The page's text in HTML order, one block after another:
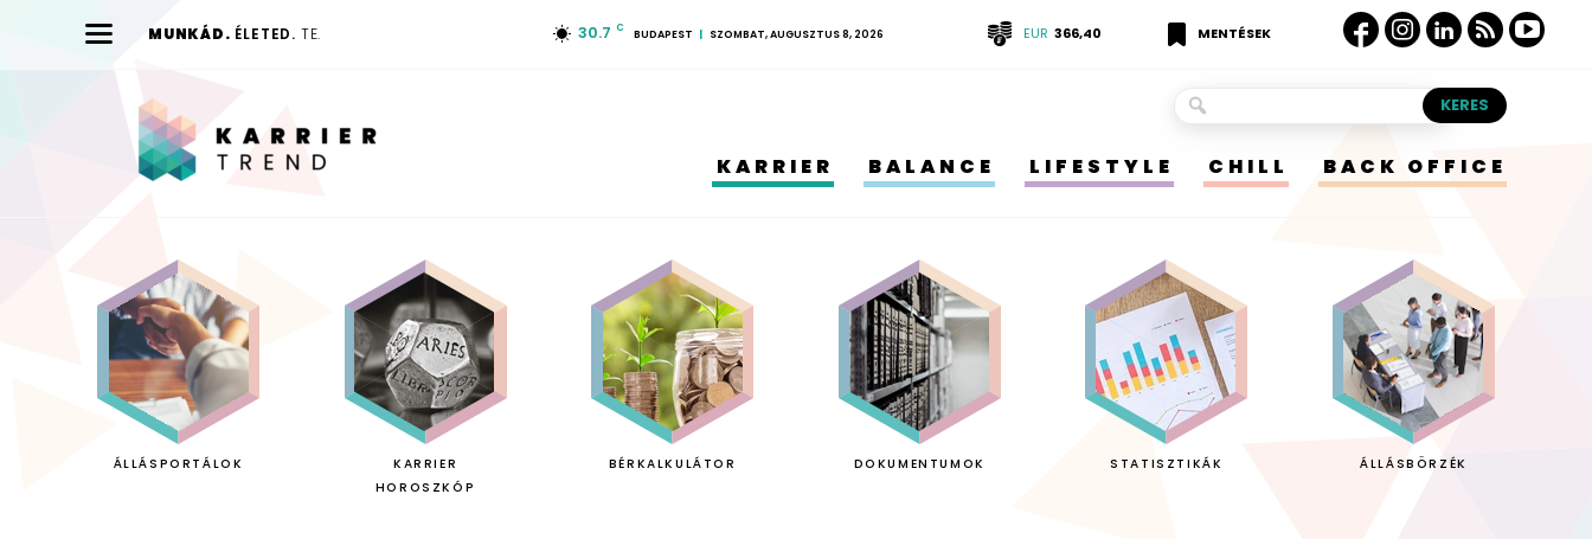
MUNKÁD. ÉLETED. TE. 30.7 C BUDAPEST SZOMBAT, AUGUSZTUS 8, 2026 EUR 366,40 MENTÉSEK
KARRIER BALANCE LIFESTYLE CHILL BACK OFFICE
ÁLLÁSPORTÁLOK
KARRIER
HOROSZKÓP
BÉRKALKULÁTOR DOKUMENTUMOK STATISZTIKÁK ÁLLÁSBÖRZÉK